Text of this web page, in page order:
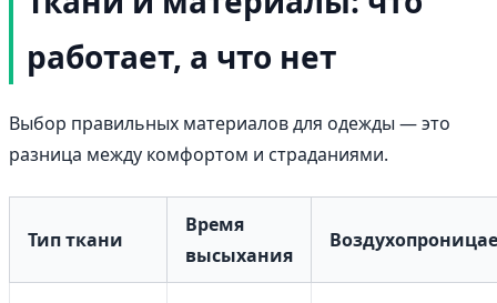
работает, а что нет
Выбор правильных материалов для одежды — это
разница между комфортом и страданиями.
Тип ткани
Время
высыхания